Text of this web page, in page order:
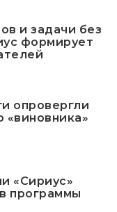
и задачи без
формирует
опровергли
«виновника»
«Сириус»
программы